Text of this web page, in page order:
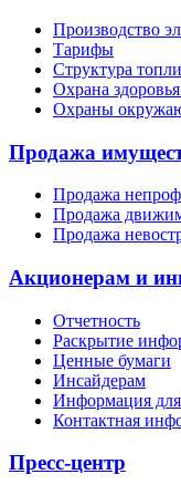
Производство
Тарифы
Структура
Охрана
Охраны
Продажа
Продажа
Продажа
Продажа
Акционерам и
Отчетность
Раскрытие
Ценные бумаги
Инсайдерам
Информация
Контактная
Пресс-центр